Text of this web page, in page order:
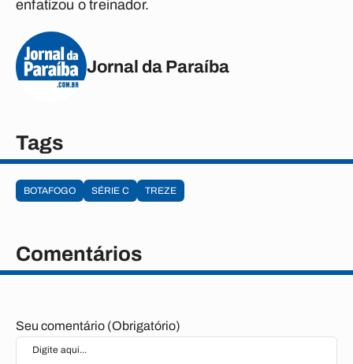
enfatizou o treinador.
Jornal da Paraíba
Tags
BOTAFOGO SÉRIE C TREZE
Comentários
Seu comentário (Obrigatório)